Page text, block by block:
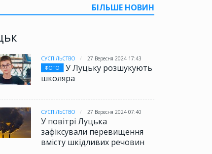
БІЛЬШЕ НОВИН
СУСПІЛЬСТВО
27 Вересня 2024 17:43
ФОТО
У Луцьку розшукують
школяра
СУСПІЛЬСТВО 27 Вересня 2024 07:40
У повітрі Луцька
зафіксували перевищення
вмісту шкідливих речовин